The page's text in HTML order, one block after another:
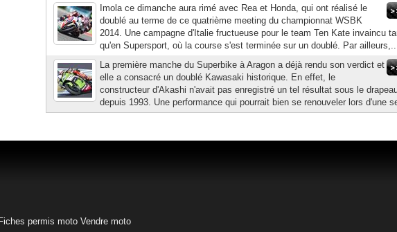
Imola ce dimanche aura rimé avec Rea et Honda, qui ont réalisé le
doublé au terme de ce quatrième meeting du championnat WSBK
2014. Une campagne d'Italie fructueuse pour le team Ten Kate invaincu
qu'en Supersport, où la course s'est terminée sur un doublé. Par
La première manche du Superbike à Aragon a déjà rendu son verdict et
elle a consacré un doublé Kawasaki historique. En effet, le
constructeur d'Akashi n'avait pas enregistré un tel résultat sous le
depuis 1993. Une performance qui pourrait bien se renouveler lors d'une
Fiches permis moto Vendre moto